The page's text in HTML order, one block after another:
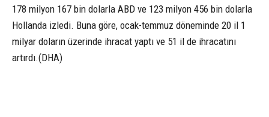
178 milyon 167 bin dolarla ABD ve 123 milyon 456 bin dolarla
Hollanda izledi. Buna göre, ocak-temmuz döneminde 20 il 1
milyar doların üzerinde ihracat yaptı ve 51 il de ihracatını
artırdı.(DHA)